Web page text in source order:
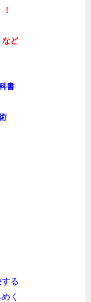
など
書
る
く